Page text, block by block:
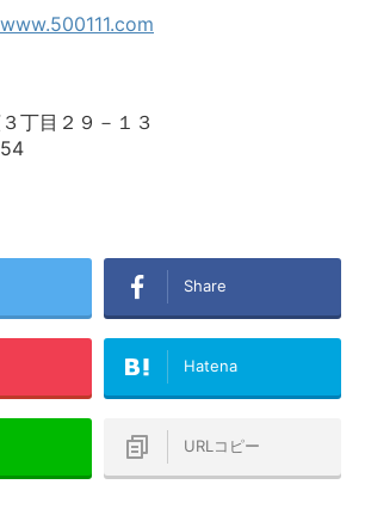
丁目２９－１３
Share
Hatena
URLコピー